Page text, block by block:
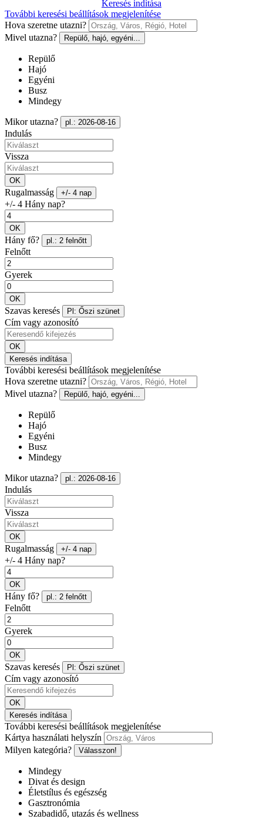
Keresés indítása
További keresési beállítások megjelenítése
Hova szeretne utazni?
Mivel utazna?
Repülő, hajó, egyéni...
Repülő
Hajó
Egyéni
Busz
Mindegy
Mikor utazna? pl.: 2026-08-16
Indulás
Vissza
OK
Rugalmasság +/- 4 nap
+/- 4 Hány nap?
OK
Hány fő? pl.: 2 felnőtt
Felnőtt
Gyerek
OK
Szavas keresés Pl: Őszi szünet
Cím vagy azonosító
OK
Keresés indítása
További keresési beállítások megjelenítése
Hova szeretne utazni?
Mivel utazna?
Repülő, hajó, egyéni...
Repülő
Hajó
Egyéni
Busz
Mindegy
Mikor utazna? pl.: 2026-08-16
Indulás
Vissza
OK
Rugalmasság +/- 4 nap
+/- 4 Hány nap?
OK
Hány fő? pl.: 2 felnőtt
Felnőtt
Gyerek
OK
Szavas keresés Pl: Őszi szünet
Cím vagy azonosító
OK
Keresés indítása
További keresési beállítások megjelenítése
Kártya használati helyszín
Milyen kategória?
Válasszon!
Mindegy
Divat és design
Életstílus és egészség
Gasztronómia
Szabadidő, utazás és wellness